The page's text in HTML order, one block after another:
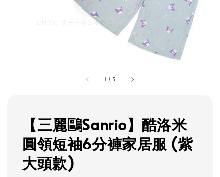
1 / 5
【三麗鷗Sanrio】酷洛米
圓領短袖6分褲家居服 (紫
大頭款)